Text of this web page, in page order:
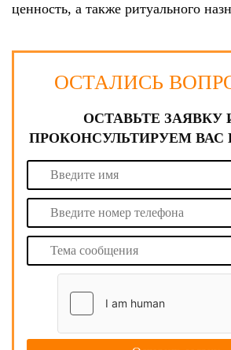
ценность, а также ритуального
ОСТАЛИСЬ
ОСТАВЬТЕ
ПРОКОНСУЛЬТИРУЕМ ВАС